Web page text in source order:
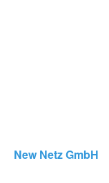
New Netz GmbH